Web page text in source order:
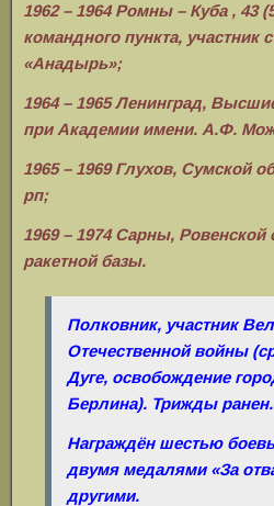
1962 – 1964 Ромны – Куба , 43
командного пункта, участник
«Анадырь»;
1964 – 1965 Ленинград,
при Академии имени. А.Ф.
1965 – 1969 Глухов, Сумской
рп;
1969 – 1974 Сарны, Ровенской
ракетной базы.
Полковник, участник
Отечественной войны
Дуге, освобождение
Берлина). Трижды ранен.
Награждён шестью
двумя медалями «За
другими.